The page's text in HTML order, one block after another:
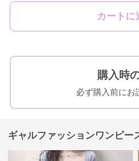
カートに
購入時
必ず購入前にお
ギャルファッションワンピー